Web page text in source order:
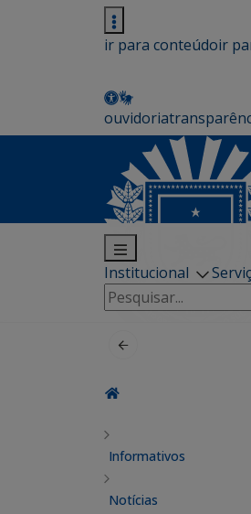
ir para conteúdoir
ouvidoria
Institucional
Pesquisar
por:
Informativos
Notícias